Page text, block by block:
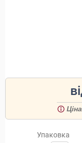
Упаковка